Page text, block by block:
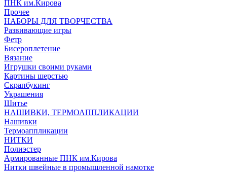
ПНК им.Кирова
Прочее
НАБОРЫ ДЛЯ ТВОРЧЕСТВА
Развивающие игры
Фетр
Бисероплетение
Вязание
Игрушки своими руками
Картины шерстью
Скрапбукинг
Украшения
Шитье
НАШИВКИ, ТЕРМОАППЛИКАЦИИ
Нашивки
Термоаппликации
НИТКИ
Полиэстер
Армированные ПНК им.Кирова
Нитки швейные в промышленной намотке